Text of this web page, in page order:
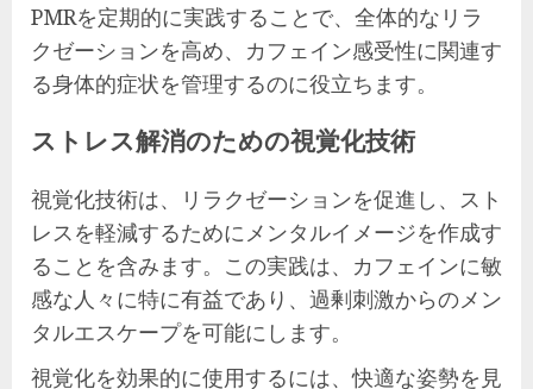
PMRを定期的に実践することで、全体的なリラ
クゼーションを高め、カフェイン感受性に関連す
る身体的症状を管理するのに役立ちます。
ストレス解消のための視覚化技術
視覚化技術は、リラクゼーションを促進し、スト
レスを軽減するためにメンタルイメージを作成す
ることを含みます。この実践は、カフェインに敏
感な人々に特に有益であり、過剰刺激からのメン
タルエスケープを可能にします。
視覚化を効果的に使用するには、快適な姿勢を見